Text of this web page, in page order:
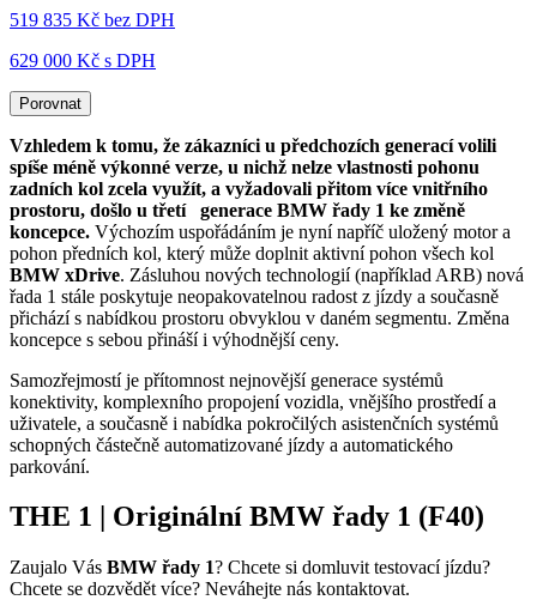
519 835 Kč bez DPH
629 000 Kč s DPH
Porovnat
Vzhledem k tomu, že zákazníci u předchozích generací volili
spíše méně výkonné verze, u nichž nelze vlastnosti pohonu
zadních kol zcela využít, a vyžadovali přitom více vnitřního
prostoru, došlo u třetí generace BMW řady 1 ke změně
koncepce. Výchozím uspořádáním je nyní napříč uložený motor a
pohon předních kol, který může doplnit aktivní pohon všech kol
BMW xDrive. Zásluhou nových technologií (například ARB) nová
řada 1 stále poskytuje neopakovatelnou radost z jízdy a současně
přichází s nabídkou prostoru obvyklou v daném segmentu. Změna
koncepce s sebou přináší i výhodnější ceny.
Samozřejmostí je přítomnost nejnovější generace systémů
konektivity, komplexního propojení vozidla, vnějšího prostředí a
uživatele, a současně i nabídka pokročilých asistenčních systémů
schopných částečně automatizované jízdy a automatického
parkování.
THE 1 | Originální BMW řady 1 (F40)
Zaujalo Vás BMW řady 1? Chcete si domluvit testovací jízdu?
Chcete se dozvědět více? Neváhejte nás kontaktovat.